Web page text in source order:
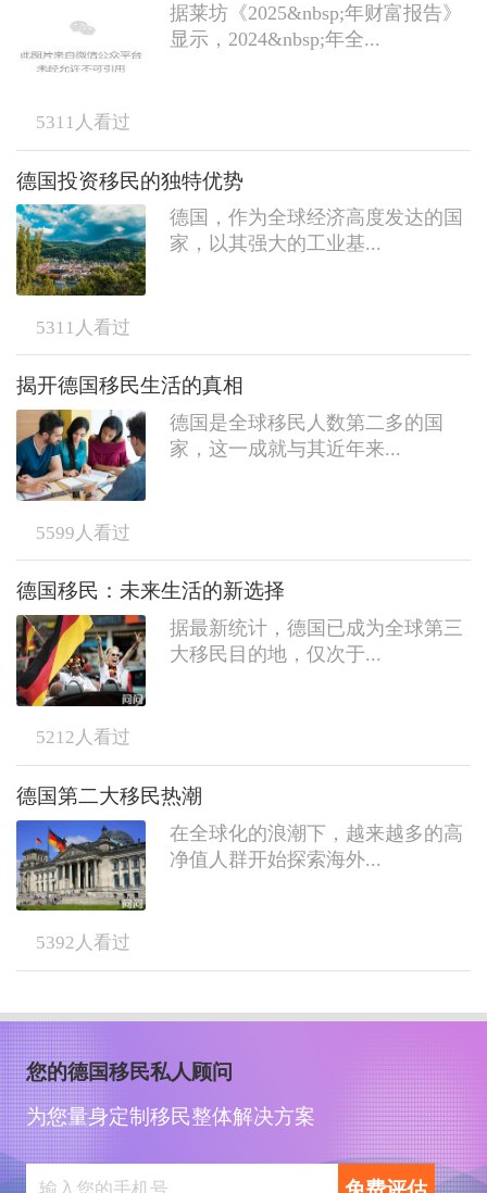
据莱坊《2025&nbsp;年财富报告》
显示，2024&nbsp;年全...
5311 人看过
德国投资移民的独特优势
德国，作为全球经济高度发达的国
家，以其强大的工业基...
5311 人看过
揭开德国移民生活的真相
德国是全球移民人数第二多的国
家，这一成就与其近年来...
5599 人看过
德国移民：未来生活的新选择
据最新统计，德国已成为全球第三
大移民目的地，仅次于...
5212 人看过
德国第二大移民热潮
在全球化的浪潮下，越来越多的高
净值人群开始探索海外...
5392 人看过
您的德国移民私人顾问
为您量身定制移民整体解决方案